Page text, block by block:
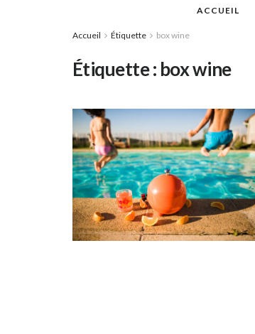
ACCUEIL
Accueil Étiquette box wine
Étiquette : box wine